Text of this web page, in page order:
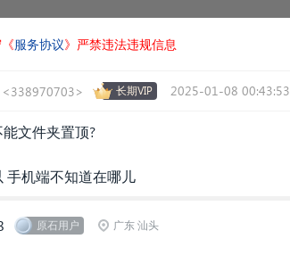
服务协议》严禁违法违规信息
<338970703> 长期VIP 2025-01-08 00:43:53
文件夹置顶?
手机端不知道在哪儿
原石用户 广东 汕头